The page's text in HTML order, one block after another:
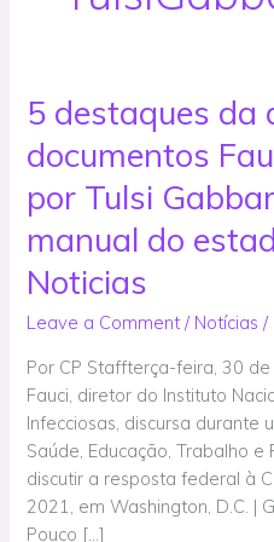
5 destaques da
documentos
por Tulsi
manual do
Noticias
Leave a Comment / Notícias /
Por CP Staffterça-feira, 30
Fauci, diretor do Instituto
Infecciosas, discursa durante
Saúde, Educação, Trabalho
discutir a resposta federal à
2021, em Washington, D.C. |
Pouco […]
5
destaques
da
divulgação
de
documentos
Fauci
e
COVID-
19
por
Tulsi
Gabbard:
‘Direto
do
manual